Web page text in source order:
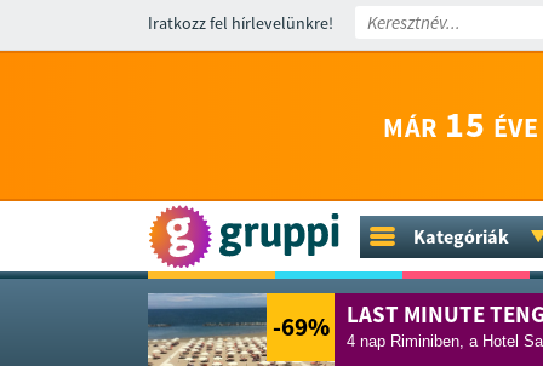
Iratkozz fel hírlevelünkre!
MÁR 15
Kategóriák
-69% LAST MINUTE
4 nap Riminiben, a Hotel